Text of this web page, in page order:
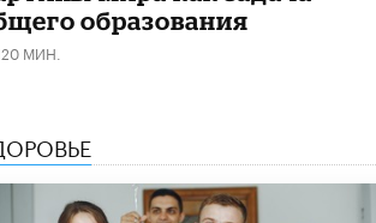
Рособрнадзор ответил на жалобы
«Росатом» подписали соглашение о
сотрудничестве
8 ИЮНЯ /ОБРАЗОВАТЕЛЬНАЯ ПОЛИТИКА
образования
МИН.